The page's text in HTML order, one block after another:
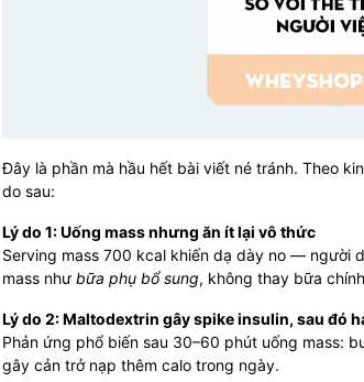
Đây là phần mà hầu hết bài viết né tránh. Theo
do sau:
Lý do 1: Uống mass nhưng ăn ít lại vô thức
Serving mass 700 kcal khiến dạ dày no — người
mass như bữa phụ bổ sung, không thay bữa
Lý do 2: Maltodextrin gây spike insulin, sau đó
Phản ứng phổ biến sau 30–60 phút uống mass:
gây cản trở nạp thêm calo trong ngày.